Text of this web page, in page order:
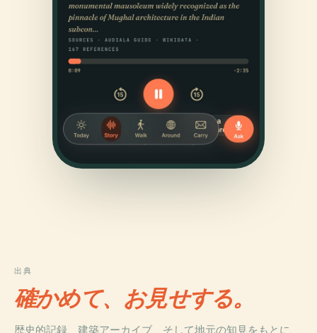
出典
確かめて、お見せする。
歴史的記録、建築アーカイブ、そして地元の知見をもとに、